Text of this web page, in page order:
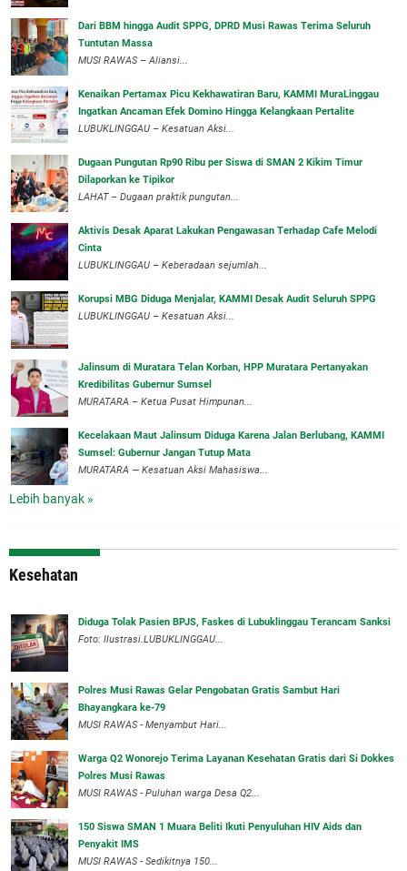
Dari BBM hingga Audit SPPG, DPRD Musi Rawas Terima Seluruh
Tuntutan Massa
MUSI RAWAS – Aliansi...
‎Kenaikan Pertamax Picu Kekhawatiran Baru, KAMMI MuraLinggau
Ingatkan Ancaman Efek Domino Hingga Kelangkaan Pertalite
‎LUBUKLINGGAU – Kesatuan Aksi...
Dugaan Pungutan Rp90 Ribu per Siswa di SMAN 2 Kikim Timur
Dilaporkan ke Tipikor
LAHAT – Dugaan praktik pungutan...
Aktivis Desak Aparat Lakukan Pengawasan Terhadap Cafe Melodi
Cinta
LUBUKLINGGAU – Keberadaan sejumlah...
Korupsi MBG Diduga Menjalar, KAMMI Desak Audit Seluruh SPPG
‎LUBUKLINGGAU – Kesatuan Aksi...
‎Jalinsum di Muratara Telan Korban, HPP Muratara Pertanyakan
Kredibilitas Gubernur Sumsel
MURATARA – Ketua Pusat Himpunan...
‎Kecelakaan Maut Jalinsum Diduga Karena Jalan Berlubang, KAMMI
Sumsel: Gubernur Jangan Tutup Mata
‎MURATARA — Kesatuan Aksi Mahasiswa...
Lebih banyak »
Kesehatan
Diduga Tolak Pasien BPJS, Faskes di Lubuklinggau Terancam Sanksi
Foto: Ilustrasi.LUBUKLINGGAU...
Polres Musi Rawas Gelar Pengobatan Gratis Sambut Hari
Bhayangkara ke-79
MUSI RAWAS - Menyambut Hari...
Warga Q2 Wonorejo Terima Layanan Kesehatan Gratis dari Si Dokkes
Polres Musi Rawas
MUSI RAWAS - Puluhan warga Desa Q2...
150 Siswa SMAN 1 Muara Beliti Ikuti Penyuluhan HIV Aids dan
Penyakit IMS
MUSI RAWAS - Sedikitnya 150...